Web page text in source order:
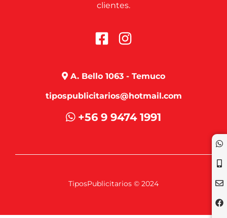
clientes.
A. Bello 1063 - Temuco
tipospublicitarios@hotmail.com
+56 9 9474 1991
TiposPublicitarios © 2024